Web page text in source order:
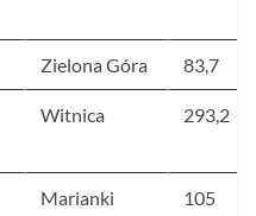
Zielona Góra 83,7
Witnica 293,2
Marianki 105